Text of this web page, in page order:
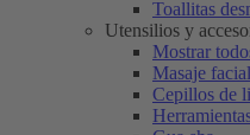
Toallitas
Utensilios y
Mostrar
Masaje facial
Cepillos de